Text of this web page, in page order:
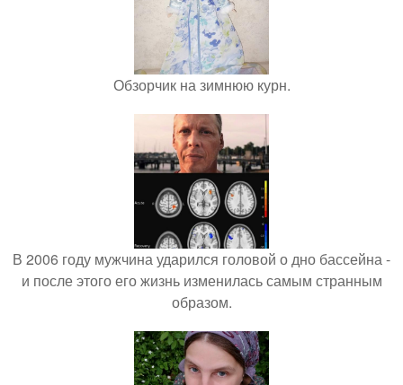
Обзорчик на зимнюю курн.
В 2006 году мужчина ударился головой о дно бассейна -
и после этого его жизнь изменилась самым странным
образом.